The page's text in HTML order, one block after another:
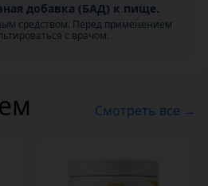
добавка (БАД) к пище.
средством. Перед применением
с врачом.
Смотреть все →